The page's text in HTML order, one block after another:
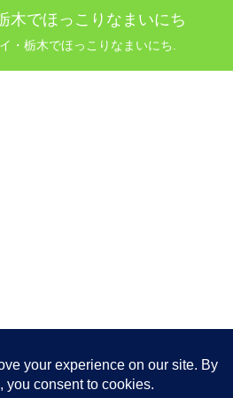
木でほっこりなまいにち
・栃木でほっこりなまいにち.